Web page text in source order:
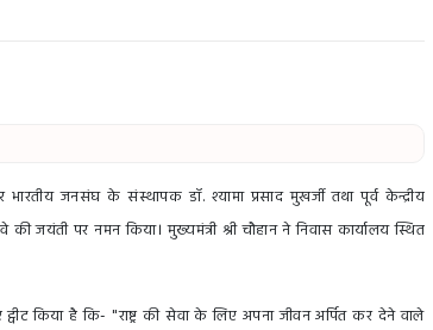
भारतीय जनसंघ के संस्थापक डॉ. श्यामा प्रसाद मुखर्जी तथा पूर्व केन्द्रीय
जयंती पर नमन किया। मुख्यमंत्री श्री चौहान ने निवास कार्यालय स्थित
किया है कि- "राष्ट्र की सेवा के लिए अपना जीवन अर्पित कर देने वाले